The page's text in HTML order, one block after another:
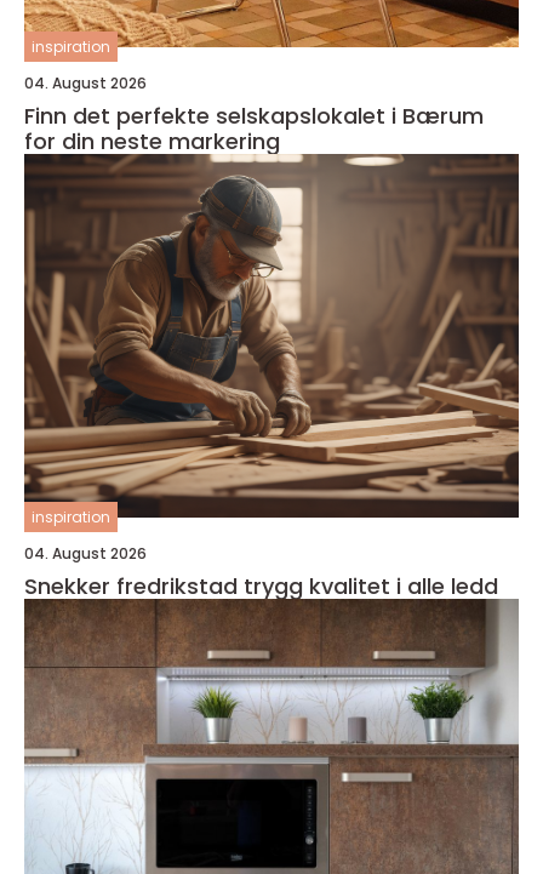
inspiration
04. August 2026
Finn det perfekte selskapslokalet i Bærum
for din neste markering
inspiration
04. August 2026
Snekker fredrikstad trygg kvalitet i alle ledd